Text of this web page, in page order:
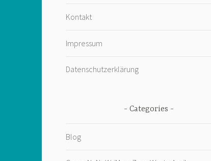
Kontakt
Impressum
Datenschutzerklärung
Categories
Blog